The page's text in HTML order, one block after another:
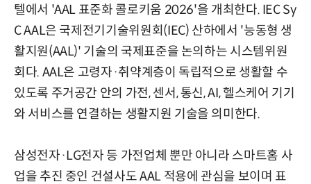
텔에서 'AAL 표준화 콜로키움 2026'을 개최한다. IEC Sy
C AAL은 국제전기기술위원회(IEC) 산하에서 '능동형 생
활지원(AAL)' 기술의 국제표준을 논의하는 시스템위원
회다. AAL은 고령자·취약계층이 독립적으로 생활할 수
있도록 주거공간 안의 가전, 센서, 통신, AI, 헬스케어 기기
와 서비스를 연결하는 생활지원 기술을 의미한다.
삼성전자·LG전자 등 가전업체 뿐만 아니라 스마트홈 사
업을 추진 중인 건설사도 AAL 적용에 관심을 보이며 표